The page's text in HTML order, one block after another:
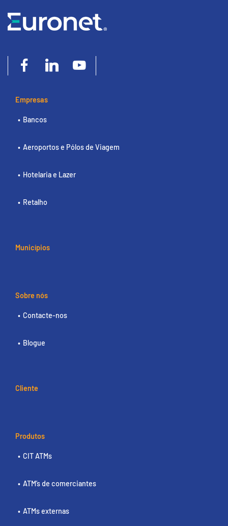
Empresas
Bancos
Aeroportos e Pólos de Viagem
Hotelaria e Lazer
Retalho
Municípios
Sobre nós
Contacte-nos
Blogue
Cliente
Produtos
CIT ATMs
ATM’s de comerciantes
ATMs externas